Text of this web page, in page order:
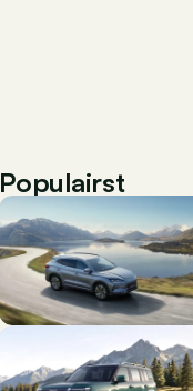
Populairst